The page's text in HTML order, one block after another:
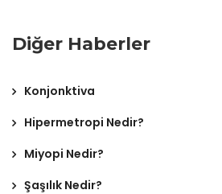
Diğer Haberler
Konjonktiva
Hipermetropi Nedir?
Miyopi Nedir?
Şaşılık Nedir?